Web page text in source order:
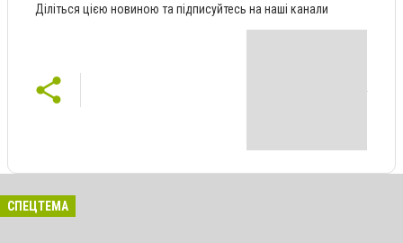
Діліться цією новиною та підписуйтесь на наші канали
СПЕЦТЕМА